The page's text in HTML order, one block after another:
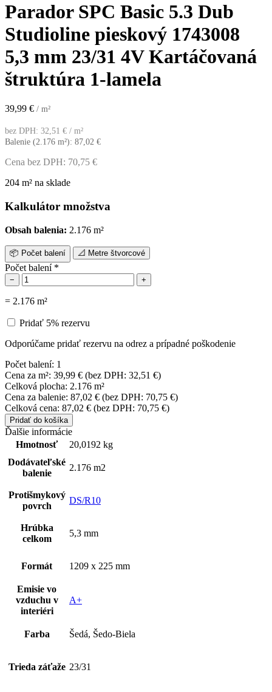
Parador SPC Basic 5.3 Dub
Studioline pieskový 1743008
5,3 mm 23/31 4V Kartáčovaná
štruktúra 1-lamela
39,99 € / m²
bez DPH: 32,51 € / m²
Balenie (2.176 m²): 87,02 €
Cena bez DPH: 70,75 €
204 m² na sklade
Kalkulátor množstva
Obsah balenia: 2.176 m²
📦 Počet balení 📐 Metre štvorcové
Počet balení *
− +
= 2.176 m²
Pridať 5% rezervu
Odporúčame pridať rezervu na odrez a prípadné poškodenie
Počet balení: 1
Cena za m²: 39,99 € (bez DPH: 32,51 €)
Celková plocha: 2.176 m²
Cena za balenie: 87,02 € (bez DPH: 70,75 €)
Celková cena: 87,02 € (bez DPH: 70,75 €)
Pridať do košíka
Ďalšie informácie
Hmotnosť
20,0192 kg
Dodávateľské
balenie
2.176 m2
Protišmykový
povrch
DS/R10
Hrúbka
celkom
5,3 mm
Formát 1209 x 225 mm
Emisie vo
vzduchu v
interiéri
A+
Farba Šedá, Šedo-Biela
Trieda záťaže 23/31